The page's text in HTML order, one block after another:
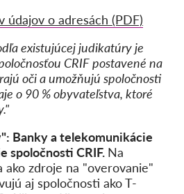
údajov o adresách (PDF)
existujúcej judikatúry je
CRIF postavené na
oči a umožňujú spoločnosti
o 90 % obyvateľstva, ktoré
Banky a telekomunikácie
spoločnosti CRIF. Na
ako zdroje na "overovanie"
aj spoločnosti ako T-